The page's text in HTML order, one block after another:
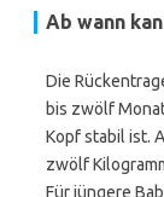
Ab wann
Die
bis zwölf
Kopf stabil ist.
zwölf
Für jüngere